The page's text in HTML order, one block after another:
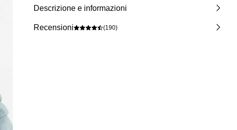
Descrizione e informazioni
Recensioni (190)